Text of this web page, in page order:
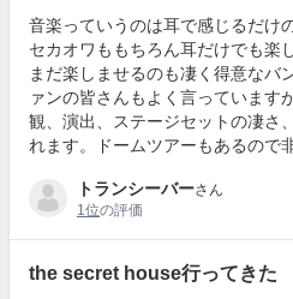
音楽っていうのは耳で感じるだけ
セカオワももちろん耳だけでも楽
まだ楽しませるのも凄く得意なバ
ァンの皆さんもよく言っています
観、演出、ステージセットの凄さ
れます。ドームツアーもあるので
トランシーバーさん
1位の評価
the secret house行ってきた